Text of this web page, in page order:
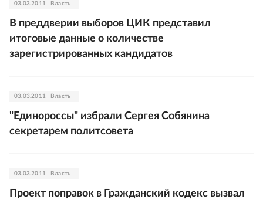
03.03.2011 Власть
В преддверии выборов ЦИК представил
итоговые данные о количестве
зарегистрированных кандидатов
03.03.2011 Власть
"Единороссы" избрали Сергея Собянина
секретарем политсовета
03.03.2011 Власть
Проект поправок в Гражданский кодекс вызвал